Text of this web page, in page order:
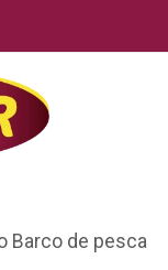
Barco de pesca